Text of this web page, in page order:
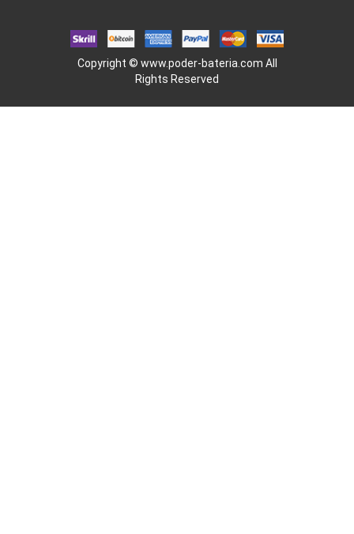
Copyright © www.poder-bateria.com All
Rights Reserved